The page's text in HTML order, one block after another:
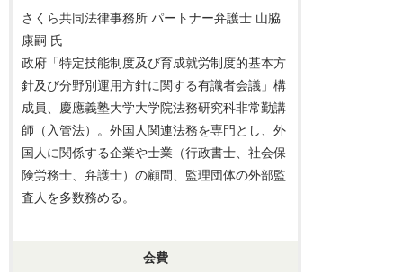
さくら共同法律事務所 パートナー弁護士 山脇
康嗣 氏
政府「特定技能制度及び育成就労制度的基本方
針及び分野別運用方針に関する有識者会議」構
成員、慶應義塾大学大学院法務研究科非常勤講
師（入管法）。外国人関連法務を専門とし、外
国人に関係する企業や士業（行政書士、社会保
険労務士、弁護士）の顧問、監理団体の外部監
査人を多数務める。
会費